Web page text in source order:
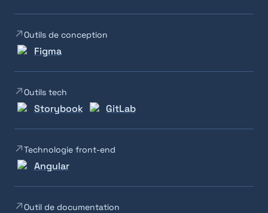
Outils de conception
Figma
Outils tech
Storybook GitLab
Technologie front-end
Angular
Outil de documentation